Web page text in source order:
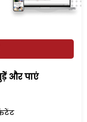
और पाएं